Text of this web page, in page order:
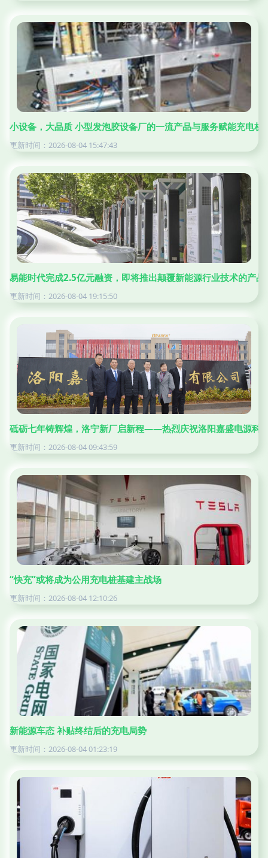
小设备，大品质 小型发泡胶设备厂的一流产品与服务赋能充电桩
更新时间：2026-08-04 15:47:43
易能时代完成2.5亿元融资，即将推出颠覆新能源行业技术的产
更新时间：2026-08-04 19:15:50
砥砺七年铸辉煌，洛宁新厂启新程——热烈庆祝洛阳嘉盛电源科
更新时间：2026-08-04 09:43:59
“快充”或将成为公用充电桩基建主战场
更新时间：2026-08-04 12:10:26
新能源车态 补贴终结后的充电局势
更新时间：2026-08-04 01:23:19